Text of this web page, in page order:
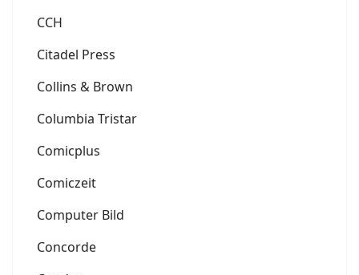
CCH
Citadel Press
Collins & Brown
Columbia Tristar
Comicplus
Comiczeit
Computer Bild
Concorde